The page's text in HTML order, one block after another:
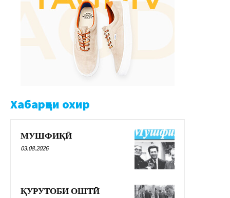
Хабарҳои охир
МУШФИҚӢ
03.08.2026
ҚУРУТОБИ ОШТӢ